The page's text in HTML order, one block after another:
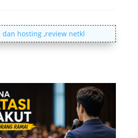
dan hosting,review netkl